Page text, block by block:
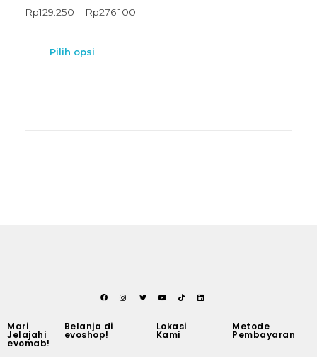
Rp129.250 – Rp276.100
Pilih opsi
Mari
Jelajahi
evomab!
Belanja di
evoshop!
Lokasi
Kami
Metode
Pembayaran